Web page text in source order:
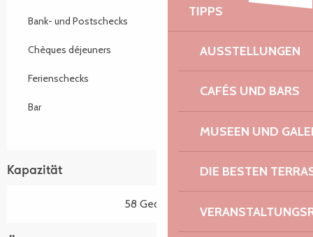
TIPPS
AUSSTELLUNGEN
CAFÉS UND BARS
MUSEEN UND
DIE BESTEN
Bank- und Postschecks
Chèques déjeuners
Ferienschecks
Bar
Kapazität
58 Gedeck(e)